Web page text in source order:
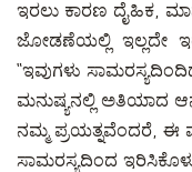
ಇರಲು ಕಾರಣ ದೈಹಿಕ,
ಜೋಡಣೆಯಲ್ಲಿ ಇಲ್ಲದೇ
“ಇವುಗಳು
ಮನುಷ್ಯನಲ್ಲಿ ಅತಿಯಾದ
ನಮ್ಮ ಪ್ರಯತ್ನವೆಂದರೆ, ಈ
ಸಾಮರಸ್ಯದಿಂದ